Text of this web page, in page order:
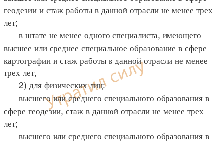
геодезии и стаж работы в данной отрасли не менее трех
лет;
в штате не менее одного специалиста, имеющего
высшее или среднее специальное образование в сфере
картографии и стаж работы в данной отрасли не менее
трех лет;
2) для физических лиц:
высшего или среднего специального образования в
сфере геодезии, стаж в данной отрасли не менее трех
лет;
высшего или среднего специального образования в